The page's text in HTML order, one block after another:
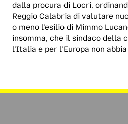
dalla procura di Locri,
Reggio Calabria di valutare
o meno l’esilio di Mimmo
insomma, che il sindaco della
l’Italia e per l’Europa non